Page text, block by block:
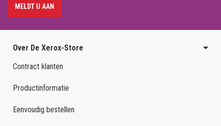
MELDT U AAN
Over De Xerox-Store
Contract klanten
Productinformatie
Eenvoudig bestellen